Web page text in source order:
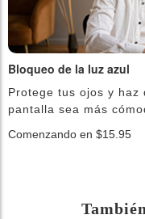
Bloqueo de la luz azul
Protege tus ojos y
pantalla sea más
Comenzando en $15.95